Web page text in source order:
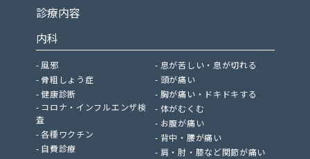
診療内容
内科
風邪
骨粗しょう症
健康診断
コロナ・インフルエンザ検
査
各種ワクチン
自費診療
息が苦しい・息が切れる
頭が痛い
胸が痛い・ドキドキする
体がむくむ
お腹が痛い
背中・腰が痛い
肩・肘・膝など関節が痛い